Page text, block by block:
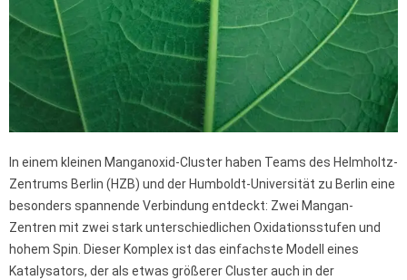
In einem kleinen Manganoxid-Cluster haben Teams des Helmholtz-
Zentrums Berlin (HZB) und der Humboldt-Universität zu Berlin eine
besonders spannende Verbindung entdeckt: Zwei Mangan-
Zentren mit zwei stark unterschiedlichen Oxidationsstufen und
hohem Spin. Dieser Komplex ist das einfachste Modell eines
Katalysators, der als etwas größerer Cluster auch in der